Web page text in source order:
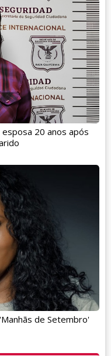
20 anos após
de Setembro'